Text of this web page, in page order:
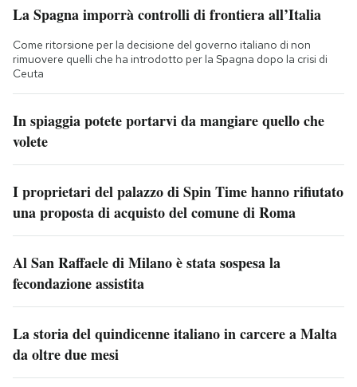
La Spagna imporrà controlli di frontiera all’Italia
Come ritorsione per la decisione del governo italiano di non
rimuovere quelli che ha introdotto per la Spagna dopo la crisi di
Ceuta
In spiaggia potete portarvi da mangiare quello che
volete
I proprietari del palazzo di Spin Time hanno rifiutato
una proposta di acquisto del comune di Roma
Al San Raffaele di Milano è stata sospesa la
fecondazione assistita
La storia del quindicenne italiano in carcere a Malta
da oltre due mesi